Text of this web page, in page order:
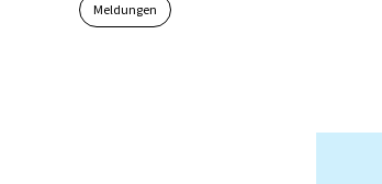
Meldungen